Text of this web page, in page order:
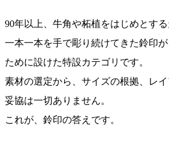
90年以上、牛角や柘植をはじめとする
一本一本を手で彫り続けてきた鈴印
ために設けた特設カテゴリです。
素材の選定から、サイズの根拠、レ
妥協は一切ありません。
これが、鈴印の答えです。